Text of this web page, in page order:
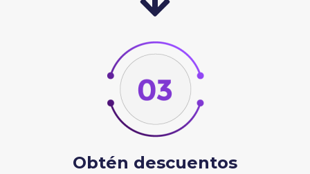
Obtén descuentos